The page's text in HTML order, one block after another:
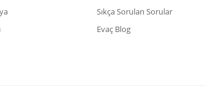
Sıkça Sorulan Sorular
Evaç Blog